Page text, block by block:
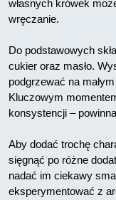
własnych krówek
wręczanie.
Do podstawowych
cukier oraz masło.
podgrzewać na
Kluczowym
konsystencji –
Aby dodać trochę
sięgnąć po różne
nadać im ciekawy
eksperymentować z